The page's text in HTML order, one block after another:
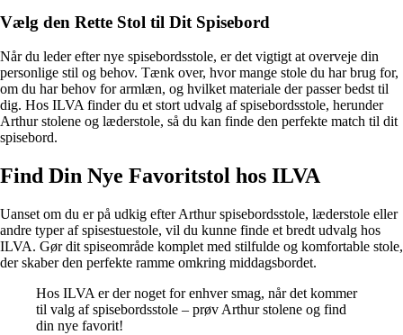
Vælg den Rette Stol til Dit Spisebord
Når du leder efter nye spisebordsstole, er det vigtigt at overveje din
personlige stil og behov. Tænk over, hvor mange stole du har brug for,
om du har behov for armlæn, og hvilket materiale der passer bedst til
dig. Hos ILVA finder du et stort udvalg af spisebordsstole, herunder
Arthur stolene og læderstole, så du kan finde den perfekte match til dit
spisebord.
Find Din Nye Favoritstol hos ILVA
Uanset om du er på udkig efter Arthur spisebordsstole, læderstole eller
andre typer af spisestuestole, vil du kunne finde et bredt udvalg hos
ILVA. Gør dit spiseområde komplet med stilfulde og komfortable stole,
der skaber den perfekte ramme omkring middagsbordet.
Hos ILVA er der noget for enhver smag, når det kommer
til valg af spisebordsstole – prøv Arthur stolene og find
din nye favorit!